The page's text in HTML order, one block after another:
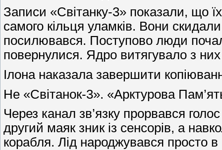
Записи «Світанку-3» показали, що
самого кільця уламків. Вони
посилювався. Поступово люди
повернулися. Ядро витягувало з
Ілона наказала завершити
Не «Світанок-3». «Арктурова
Через канал зв’язку прорвався
другий маяк зник із сенсорів, а
корабля. Лід народжувався просто в